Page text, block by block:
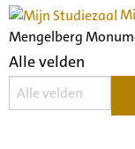
Mengelberg
Alle velden